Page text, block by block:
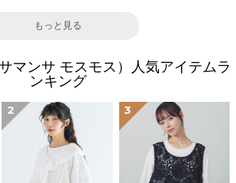
もっと見る
マンサ モスモス）人気アイテムラ
ンキング
2 3